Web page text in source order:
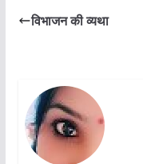
विभाजन की व्यथा